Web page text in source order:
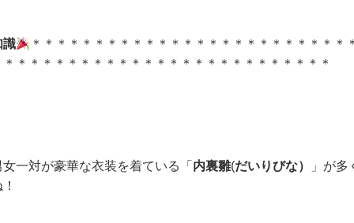
識
＊＊＊＊＊＊＊＊＊＊＊＊＊＊＊＊＊＊＊＊＊＊＊＊＊
＊＊＊＊＊＊＊＊＊＊＊＊＊＊＊＊＊＊＊＊＊＊＊＊＊
一対が豪華な衣装を着ている「 内裏雛(だいりびな）
」が多